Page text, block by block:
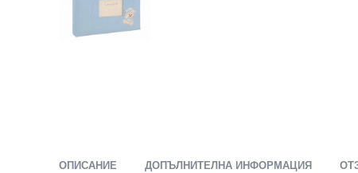
ОПИСАНИЕ ДОПЪЛНИТЕЛНА ИНФОРМАЦИЯ